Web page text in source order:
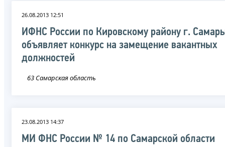
26.08.2013 12:51
ИФНС России по Кировскому району г.
объявляет конкурс на замещение вакантных
должностей
63 Самарская область
23.08.2013 14:37
МИ ФНС России № 14 по Самарской области